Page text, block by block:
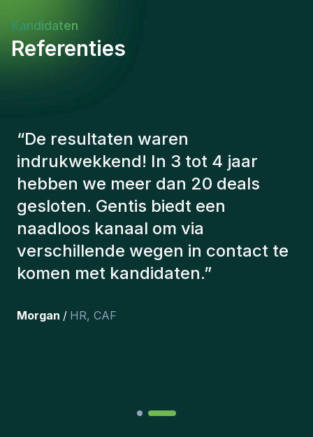
Kandidaten
Referenties
“De consultants van Gentis
hebben altijd rekening gehouden
met een aantal factoren om ons de
juiste kandidaten voor te stellen.
De kandidaten die we hebben
aangeworven, werken nog steeds
bij ons en persoonlijk ben ik erg
team hebben opgenomen.